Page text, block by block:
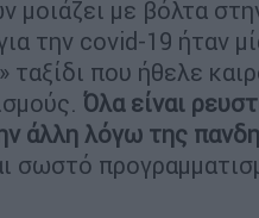
μοιάζει με βόλτα
την covid-19 ήταν
ταξίδι που ήθελε
Όλα είναι
άλλη λόγω της
σωστό